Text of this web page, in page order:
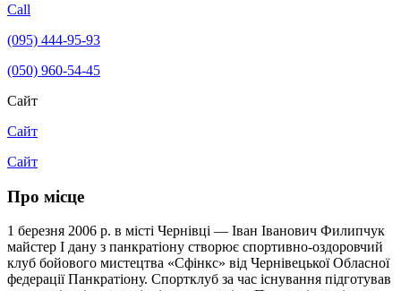
Call
(095) 444-95-93
(050) 960-54-45
Сайт
Сайт
Сайт
Про місце
1 березня 2006 р. в місті Чернівці — Іван Іванович Филипчук
майстер І дану з панкратіону створює спортивно-оздоровчий
клуб бойового мистецтва «Сфінкс» від Чернівецької Обласної
федерації Панкратіону. Спортклуб за час існування підготував